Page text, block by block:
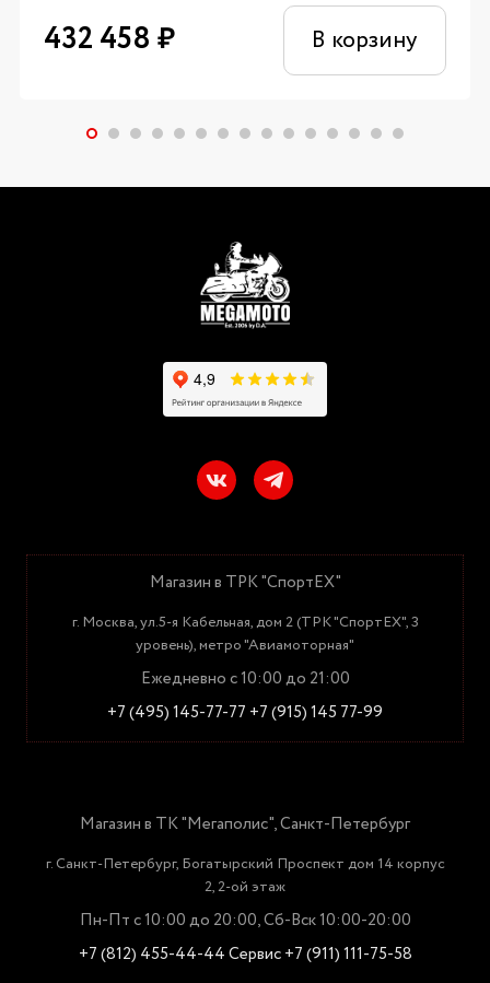
432 458 ₽ В корзину
Магазин в ТРК "СпортЕХ"
г. Москва, ул.5-я Кабельная, дом 2 (ТРК "СпортЕХ", 3
уровень), метро "Авиамоторная"
Ежедневно с 10:00 до 21:00
+7 (495) 145-77-77 +7 (915) 145 77-99
Магазин в ТК "Мегаполис", Санкт-Петербург
г. Санкт-Петербург, Богатырский Проспект дом 14 корпус
2, 2-ой этаж
Пн-Пт с 10:00 до 20:00, Сб-Вск 10:00-20:00
+7 (812) 455-44-44Сервис +7 (911) 111-75-58